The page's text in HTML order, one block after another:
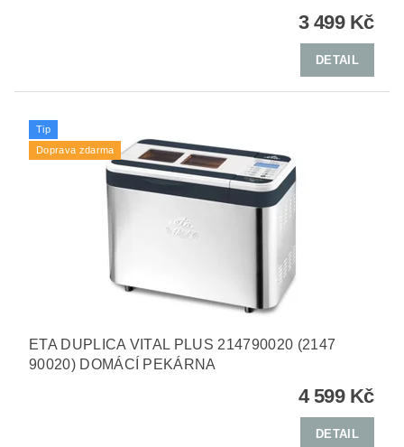
3 499 Kč
DETAIL
Tip
Doprava zdarma
ETA DUPLICA VITAL PLUS 214790020 (2147
90020) DOMÁCÍ PEKÁRNA
4 599 Kč
DETAIL